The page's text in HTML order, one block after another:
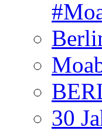
30